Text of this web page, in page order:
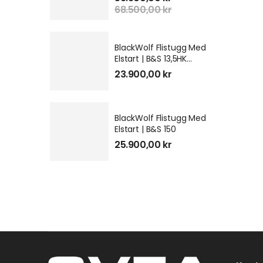
68.500,00kr
BlackWolf Flistugg Med
Elstart | B&S 13,5HK
GEN3
23.900,00 kr
BlackWolf Flistugg Med
Elstart | B&S 150
25.900,00 kr